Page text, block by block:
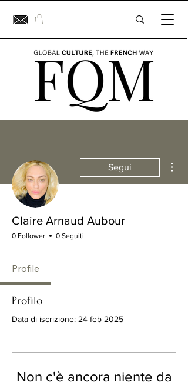
Segui
Claire Arnaud Aubour
0 Follower 0 Seguiti
Profile
Profilo
Data di iscrizione: 24 feb 2025
Non c'è ancora niente da